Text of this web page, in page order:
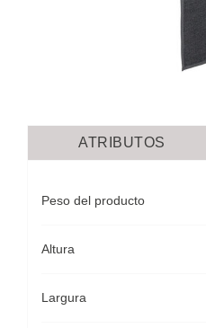
ATRIBUTOS
Peso del producto
Altura
Largura